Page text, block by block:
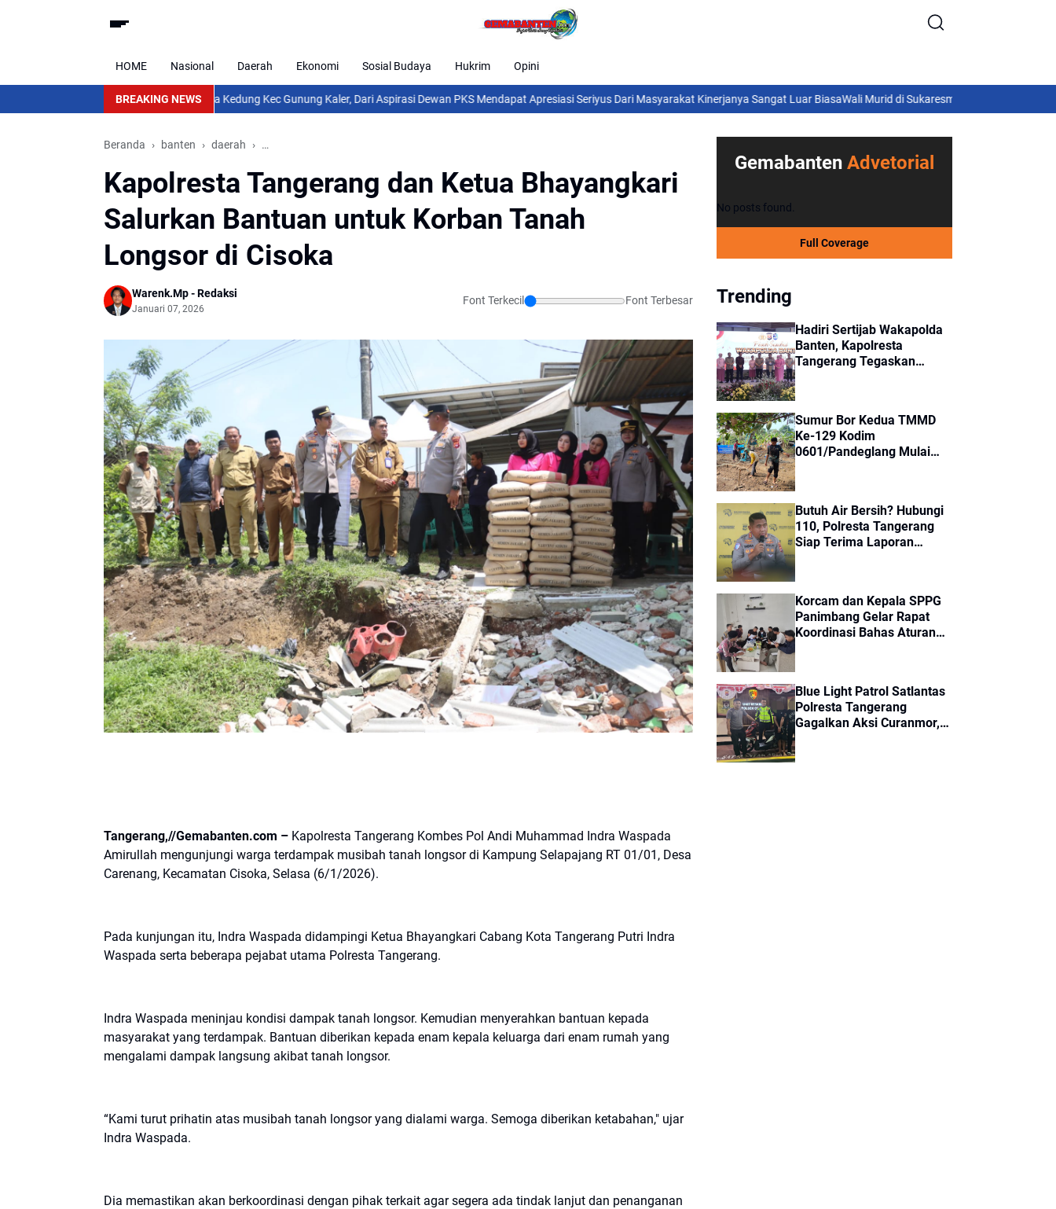
HOME Nasional Daerah Ekonomi Sosial Budaya Hukrim Opini
BREAKING NEWS
TPU Kembang Kalak: Desa Kedung Kec Gunung Kaler, Dari Aspirasi Dewan PKS Mendapat Apresiasi Seriyus Dari Masyarakat Kinerjanya Sangat Luar BiasaWali Murid di Sukaresmi - Pandeglang Surati Kepala
Beranda banten daerah Kapolresta Tangerang dan Ketua Bhayangkari Salurkan Bantuan untuk Korban Tanah Longsor di Cisoka
Kapolresta Tangerang dan Ketua Bhayangkari
Salurkan Bantuan untuk Korban Tanah
Longsor di Cisoka
Warenk.Mp - Redaksi
Januari 07, 2026
Font Terkecil Font Terbesar
Tangerang,//Gemabanten.com – Kapolresta Tangerang Kombes Pol Andi Muhammad Indra Waspada
Amirullah mengunjungi warga terdampak musibah tanah longsor di Kampung Selapajang RT 01/01, Desa
Carenang, Kecamatan Cisoka, Selasa (6/1/2026).
Pada kunjungan itu, Indra Waspada didampingi Ketua Bhayangkari Cabang Kota Tangerang Putri Indra
Waspada serta beberapa pejabat utama Polresta Tangerang.
Indra Waspada meninjau kondisi dampak tanah longsor. Kemudian menyerahkan bantuan kepada
masyarakat yang terdampak. Bantuan diberikan kepada enam kepala keluarga dari enam rumah yang
mengalami dampak langsung akibat tanah longsor.
“Kami turut prihatin atas musibah tanah longsor yang dialami warga. Semoga diberikan ketabahan," ujar
Indra Waspada.
Dia memastikan akan berkoordinasi dengan pihak terkait agar segera ada tindak lanjut dan penanganan
Gemabanten Advetorial
No posts found.
Full Coverage
Trending
Hadiri Sertijab Wakapolda
Banten, Kapolresta
Tangerang Tegaskan
Sumur Bor Kedua TMMD
Ke-129 Kodim
0601/Pandeglang Mulai
Butuh Air Bersih? Hubungi
110, Polresta Tangerang
Siap Terima Laporan
Korcam dan Kepala SPPG
Panimbang Gelar Rapat
Koordinasi Bahas Aturan
Blue Light Patrol Satlantas
Polresta Tangerang
Gagalkan Aksi Curanmor,